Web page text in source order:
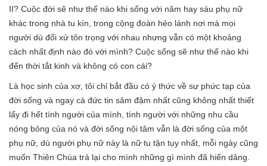
II? Cuộc đời sẽ như thế nào khi sống với năm hay sáu phụ nữ
khác trong nhà tu kín, trong cộng đoàn hẻo lánh nơi mà mọi
người dù đối xử tôn trọng với nhau nhưng vẫn có một khoảng
cách nhất định nào đó với mình? Cuộc sống sẽ như thế nào khi
đến thời tắt kinh và không có con cái?
Là học sinh của xơ, tôi chỉ bắt đầu có ý thức về sự phức tạp của
đời sống và ngay cả đức tin sâm đậm nhất cũng không nhất thiết
lấy đi hết tính người của mình, tính người với những nhu cầu
nóng bỏng của nó và đời sống nội tâm vẫn là đời sống của một
phụ nữ, dù người phụ nữ này là nữ tu tận tụy nhất, mỗi ngày cũng
muốn Thiên Chúa trả lại cho mình những gì mình đã hiến dâng.